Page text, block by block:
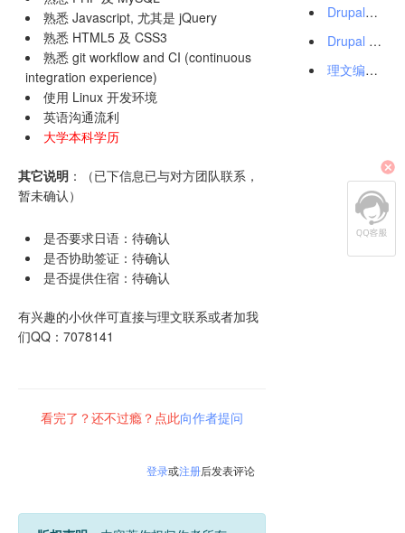
熟悉 Javascript, 尤其是 jQuery
熟悉 HTML5 及 CSS3
熟悉 git workflow and CI (continuous
integration experience)
使用 Linux 开发环境
英语沟通流利
大学本科学历
其它说明 ：（已下信息已与对方团队联系，
暂未确认）
是否要求日语：待确认
是否协助签证：待确认
是否提供住宿：待确认
有兴趣的小伙伴可直接与理文联系或者加我
们QQ：7078141
看完了？还不过瘾？点此向作者提问
登录或注册后发表评论
Drupal在线交流会——分头诗人与猪跑啦
Drupal 安全通知（SA-CORE-2016-002）
理文编辑日本团队招聘 Drupal 工程师